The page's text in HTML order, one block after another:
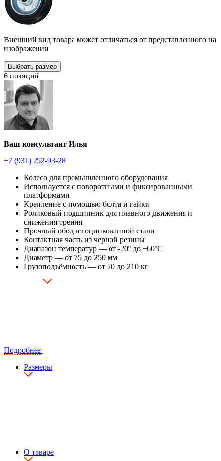
Внешний вид товара может отличаться от представленного на
изображении
Выбрать размер
6 позиций
Ваш консультант Илья
+7 (931) 252-93-28
Колесо для промышленного оборудования
Используется с поворотными и фиксированными
платформами
Крепление с помощью болта и гайки
Роликовый подшипник для плавного движения и
снижения трения
Прочный обод из оцинкованной стали
Контактная часть из черной резины
Диапазон температур — от -20º до +60ºC
Диаметр — от 75 до 250 мм
Грузоподъёмность — от 70 до 210 кг
Подробнее
Размеры
О товаре